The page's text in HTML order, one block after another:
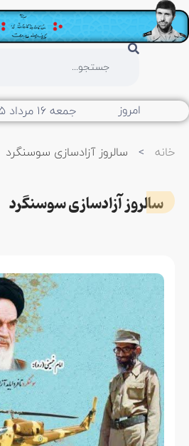
امروز جمعه ۱۶ مرداد ۱۴۰۵
خانه > سالروز آزادسازی سوسنگرد
سالروز آزادسازی سوسنگرد